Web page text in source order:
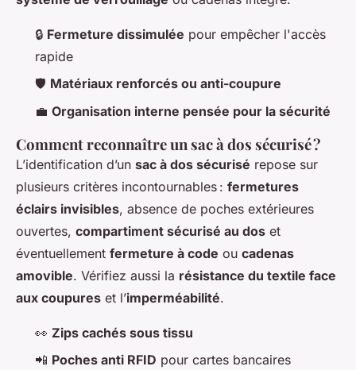
🔒 Fermeture dissimulée pour empêcher l'accès
rapide
🛡️ Matériaux renforcés ou anti-coupure
💼 Organisation interne pensée pour la sécurité
Comment reconnaître un sac à dos sécurisé ?
L’identification d’un sac à dos sécurisé repose sur
plusieurs critères incontournables : fermetures
éclairs invisibles, absence de poches extérieures
ouvertes, compartiment sécurisé au dos et
éventuellement fermeture à code ou cadenas
amovible. Vérifiez aussi la résistance du textile face
aux coupures et l’imperméabilité.
👀 Zips cachés sous tissu
📲 Poches anti RFID pour cartes bancaires